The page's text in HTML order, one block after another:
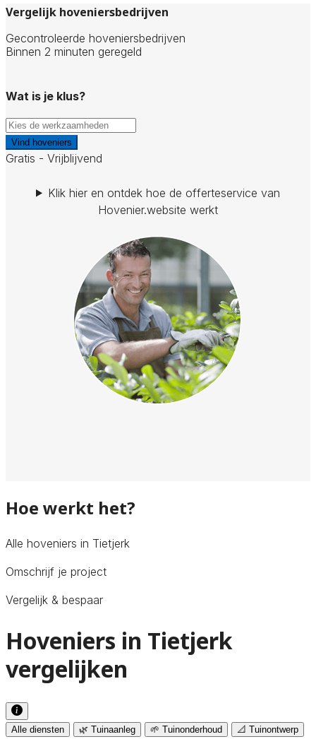
Vergelijk hoveniersbedrijven
Gecontroleerde hoveniersbedrijven
Binnen 2 minuten geregeld
Wat is je klus?
Vind hoveniers
Gratis - Vrijblijvend
Klik hier en ontdek hoe de offerteservice van
Hovenier.website werkt
Hoe werkt het?
Alle hoveniers in Tietjerk
Omschrijf je project
Vergelijk & bespaar
Hoveniers in Tietjerk
vergelijken
Alle diensten 🌿 Tuinaanleg 🌱 Tuinonderhoud 📐 Tuinontwerp